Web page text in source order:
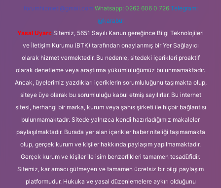
forumhizmeti@gmail.com Whatsapp: 0262 606 0 726 Telegram:
@karabul
Yasal Uyarı: Sitemiz, 5651 Sayılı Kanun gereğince Bilgi Teknolojileri
ve İletişim Kurumu (BTK) tarafından onaylanmış bir Yer Sağlayıcı
olarak hizmet vermektedir. Bu nedenle, sitedeki içerikleri proaktif
olarak denetleme veya araştırma yükümlülüğümüz bulunmamaktadır.
Ancak, üyelerimiz yazdıkları içeriklerin sorumluluğunu taşımakta olup,
siteye üye olarak bu sorumluluğu kabul etmiş sayılırlar. Bu internet
sitesi, herhangi bir marka, kurum veya şahıs şirketi ile hiçbir bağlantısı
bulunmamaktadır. Sitede yalnızca kendi hazırladığımız makaleler
paylaşılmaktadır. Burada yer alan içerikler haber niteliği taşımamakta
olup, gerçek kurum ve kişiler hakkında paylaşım yapılmamaktadır.
Gerçek kurum ve kişiler ile isim benzerlikleri tamamen tesadüfidir.
Sitemiz, kar amacı gütmeyen ve tamamen ücretsiz bir bilgi paylaşım
platformudur. Hukuka ve yasal düzenlemelere aykırı olduğunu